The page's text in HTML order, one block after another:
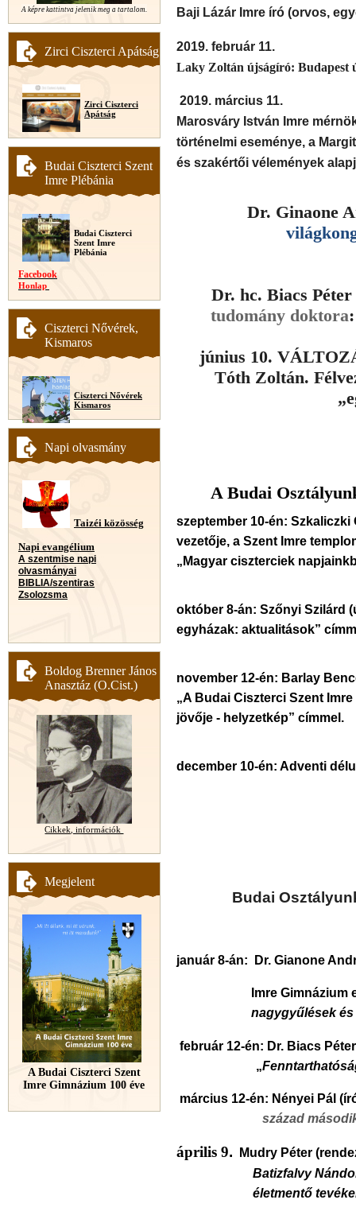
A képre kattintva jelenik meg a tartalom.
Zirci Ciszterci Apátság
Zirci Ciszterci
Apátság
Budai Ciszterci Szent
Imre Plébánia
Budai Ciszterci
Szent Imre
Plébánia
Facebook
Honlap
Ciszterci Nővérek,
Kismaros
Ciszterci Nővérek
Kismaros
Napi olvasmány
Taizéi közösség
Napi evangélium
A szentmise napi
olvasmányai
BIBLIA/szentiras
Zsolozsma
Boldog Brenner János
Anasztáz (O.Cist.)
Cikkek, információk
Megjelent
A Budai Ciszterci Szent
Imre Gimnázium 100 éve
Baji Lázár Imre író (orvos,
2019. február 11.
Laky Zoltán újságíró:
2019. március 11.
Marosváry István Imre
történelmi eseménye, a
és szakértői vélemények
Dr. Ginaone
Dr. hc. Biacs Péter
tudomány doktora
június 10.
Tóth Zoltán.
A Budai
szeptember 10-én:
vezetője, a Szent Imre
„Magyar ciszterciek
október 8-án: Szőnyi Szilárd
egyházak: aktualitások”
november 12-én: Barlay
„A Budai Ciszterci Szent
jövője - helyzetkép” címmel.
december 10-én: Adventi
Budai
január 8-án: Dr. Gianone
Imre Gimnázium
nagygyűlések
február 12-én: Dr. Biacs Péter
„
március 12-én: Nényei Pál
század második
április 9. Mudry Péter
Batizfalvy
életmentő